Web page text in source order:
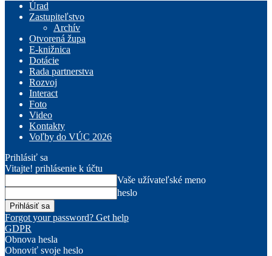
Úrad
Zastupiteľstvo
Archív
Otvorená župa
E-knižnica
Dotácie
Rada partnerstva
Rozvoj
Interact
Foto
Video
Kontakty
Voľby do VÚC 2026
Prihlásiť sa
Vitajte! prihlásenie k účtu
Vaše užívateľské meno
heslo
Forgot your password? Get help
GDPR
Obnova hesla
Obnoviť svoje heslo